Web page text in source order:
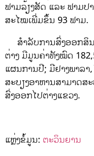
ຟາມລ້ຽງສັດ ແລະ ຟາມປ
ສະໄໝເພີ່ມຂຶ້ນ 93 ຟາມ.
ສຳລັບການສົ່ງອອກສິນ
ຕ່າງ ມີມູນຄ່າທັງໝົດ
ແຜນການປີ; ມີຢາງພາລາ
ສະບຽງອາຫານສາມາດ
ສົ່ງອອກໄປຕ່າງແຂວງ.
ແຫຼ່ງຂໍ້ມູນ: ຕະວິນຍານ